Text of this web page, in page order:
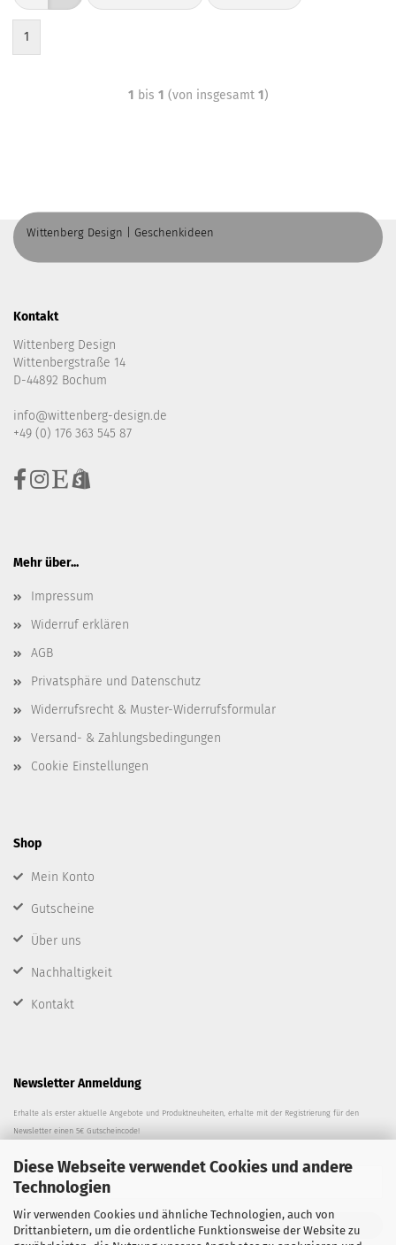
Diese Webseite verwendet Cookies und andere
Technologien
Wir verwenden Cookies und ähnliche Technologien, auch von
Drittanbietern, um die ordentliche Funktionsweise der Website zu
1
1 bis 1 (von insgesamt 1)
Wittenberg Design | Geschenkideen
Kontakt
Wittenberg Design
Wittenbergstraße 14
D-44892 Bochum
info@wittenberg-design.de
+49 (0) 176 363 545 87
Mehr über...
Impressum
Widerruf erklären
AGB
Privatsphäre und Datenschutz
Widerrufsrecht & Muster-Widerrufsformular
Versand- & Zahlungsbedingungen
Cookie Einstellungen
Shop
Mein Konto
Gutscheine
Über uns
Nachhaltigkeit
Kontakt
Newsletter Anmeldung
Erhalte als erster aktuelle Angebote und Produktneuheiten, erhalte mit der Registrierung für den
Newsletter einen 5€ Gutscheincode!
ANMELDEN